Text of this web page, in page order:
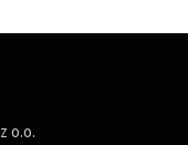
o.o.